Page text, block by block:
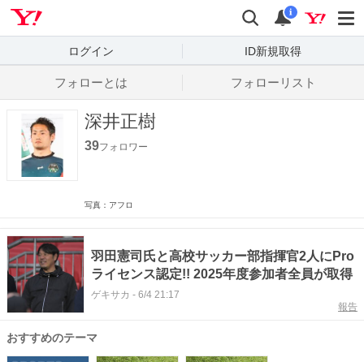
検索
通知
i
ログイン ID新規取得
フォローとは フォローリスト
深井正樹
39フォロワー
写真：アフロ
羽田憲司氏と高校サッカー部指揮官2人にPro
ライセンス認定!! 2025年度参加者全員が取得
ゲキサカ - 6/4 21:17
報告
おすすめのテーマ